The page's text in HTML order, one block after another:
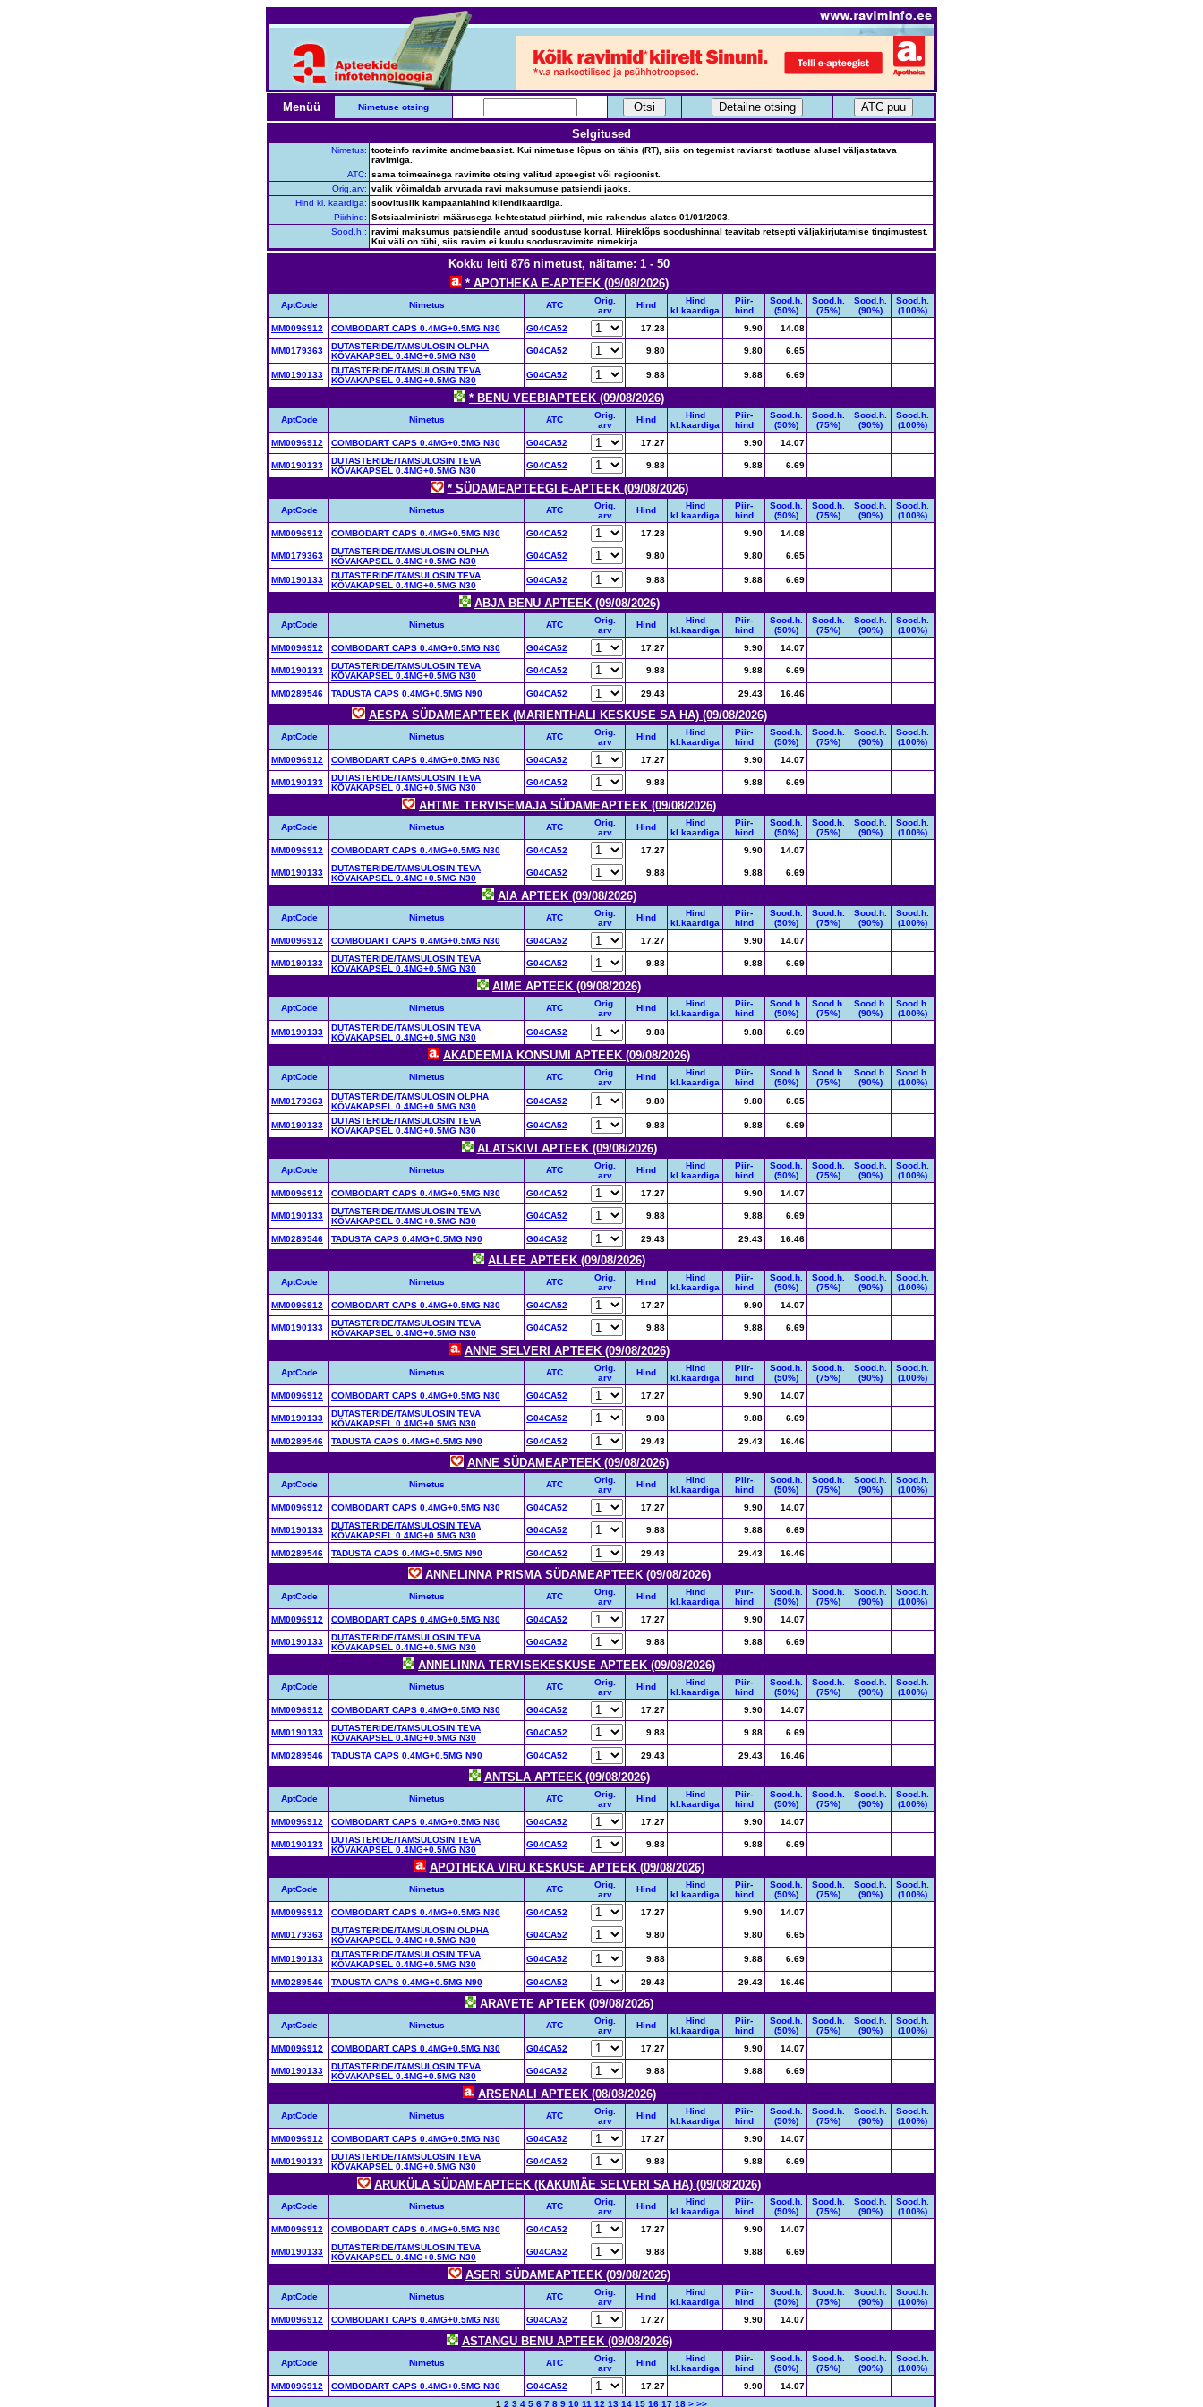
Menüü Nimetuse otsing
Selgitused
Nimetus: tooteinfo ravimite andmebaasist. Kui nimetuse lõpus on tähis (RT), siis on tegemist raviarsti taotluse alusel väljastatava
ravimiga.
ATC: sama toimeainega ravimite otsing valitud apteegist või regioonist.
Orig.arv: valik võimaldab arvutada ravi maksumuse patsiendi jaoks.
Hind kl. kaardiga: soovituslik kampaaniahind kliendikaardiga.
Piirhind: Sotsiaalministri määrusega kehtestatud piirhind, mis rakendus alates 01/01/2003.
Sood.h.: ravimi maksumus patsiendile antud soodustuse korral. Hiireklõps soodushinnal teavitab retsepti väljakirjutamise tingimustest.
Kui väli on tühi, siis ravim ei kuulu soodusravimite nimekirja.
Kokku leiti 876 nimetust, näitame: 1 - 50
* APOTHEKA E-APTEEK (09/08/2026)
AptCode Nimetus ATC
Orig.
arv
Hind
Hind
kl.kaardiga
Piir-
hind
Sood.h.
(50%)
Sood.h.
(75%)
Sood.h.
(90%)
Sood.h.
(100%)
MM0096912
COMBODART CAPS 0.4MG+0.5MG N30 G04CA52 17.28 9.90 14.08
MM0179363
DUTASTERIDE/TAMSULOSIN OLPHA
KÕVAKAPSEL 0.4MG+0.5MG N30
G04CA52 9.80 9.80 6.65
MM0190133
DUTASTERIDE/TAMSULOSIN TEVA
KÕVAKAPSEL 0.4MG+0.5MG N30
G04CA52 9.88 9.88 6.69
* BENU VEEBIAPTEEK (09/08/2026)
AptCode Nimetus ATC
Orig.
arv
Hind
Hind
kl.kaardiga
Piir-
hind
Sood.h.
(50%)
Sood.h.
(75%)
Sood.h.
(90%)
Sood.h.
(100%)
MM0096912
COMBODART CAPS 0.4MG+0.5MG N30 G04CA52 17.27 9.90 14.07
MM0190133
DUTASTERIDE/TAMSULOSIN TEVA
KÕVAKAPSEL 0.4MG+0.5MG N30
G04CA52 9.88 9.88 6.69
* SÜDAMEAPTEEGI E-APTEEK (09/08/2026)
AptCode Nimetus ATC
Orig.
arv
Hind
Hind
kl.kaardiga
Piir-
hind
Sood.h.
(50%)
Sood.h.
(75%)
Sood.h.
(90%)
Sood.h.
(100%)
MM0096912
COMBODART CAPS 0.4MG+0.5MG N30 G04CA52 17.28 9.90 14.08
MM0179363
DUTASTERIDE/TAMSULOSIN OLPHA
KÕVAKAPSEL 0.4MG+0.5MG N30
G04CA52 9.80 9.80 6.65
MM0190133
DUTASTERIDE/TAMSULOSIN TEVA
KÕVAKAPSEL 0.4MG+0.5MG N30
G04CA52 9.88 9.88 6.69
ABJA BENU APTEEK (09/08/2026)
AptCode Nimetus ATC
Orig.
arv
Hind
Hind
kl.kaardiga
Piir-
hind
Sood.h.
(50%)
Sood.h.
(75%)
Sood.h.
(90%)
Sood.h.
(100%)
MM0096912
COMBODART CAPS 0.4MG+0.5MG N30 G04CA52 17.27 9.90 14.07
MM0190133
DUTASTERIDE/TAMSULOSIN TEVA
KÕVAKAPSEL 0.4MG+0.5MG N30
G04CA52 9.88 9.88 6.69
MM0289546 TADUSTA CAPS 0.4MG+0.5MG N90 G04CA52 29.43 29.43 16.46
AESPA SÜDAMEAPTEEK (MARIENTHALI KESKUSE SA HA) (09/08/2026)
AptCode Nimetus ATC
Orig.
arv
Hind
Hind
kl.kaardiga
Piir-
hind
Sood.h.
(50%)
Sood.h.
(75%)
Sood.h.
(90%)
Sood.h.
(100%)
MM0096912
COMBODART CAPS 0.4MG+0.5MG N30 G04CA52 17.27 9.90 14.07
MM0190133
DUTASTERIDE/TAMSULOSIN TEVA
KÕVAKAPSEL 0.4MG+0.5MG N30
G04CA52 9.88 9.88 6.69
AHTME TERVISEMAJA SÜDAMEAPTEEK (09/08/2026)
AptCode Nimetus ATC
Orig.
arv
Hind
Hind
kl.kaardiga
Piir-
hind
Sood.h.
(50%)
Sood.h.
(75%)
Sood.h.
(90%)
Sood.h.
(100%)
MM0096912
COMBODART CAPS 0.4MG+0.5MG N30 G04CA52 17.27 9.90 14.07
MM0190133
DUTASTERIDE/TAMSULOSIN TEVA
KÕVAKAPSEL 0.4MG+0.5MG N30
G04CA52 9.88 9.88 6.69
AIA APTEEK (09/08/2026)
AptCode Nimetus ATC
Orig.
arv
Hind
Hind
kl.kaardiga
Piir-
hind
Sood.h.
(50%)
Sood.h.
(75%)
Sood.h.
(90%)
Sood.h.
(100%)
MM0096912
COMBODART CAPS 0.4MG+0.5MG N30 G04CA52 17.27 9.90 14.07
MM0190133
DUTASTERIDE/TAMSULOSIN TEVA
KÕVAKAPSEL 0.4MG+0.5MG N30
G04CA52 9.88 9.88 6.69
AIME APTEEK (09/08/2026)
AptCode Nimetus ATC
Orig.
arv
Hind
Hind
kl.kaardiga
Piir-
hind
Sood.h.
(50%)
Sood.h.
(75%)
Sood.h.
(90%)
Sood.h.
(100%)
MM0190133
DUTASTERIDE/TAMSULOSIN TEVA
KÕVAKAPSEL 0.4MG+0.5MG N30
G04CA52 9.88 9.88 6.69
AKADEEMIA KONSUMI APTEEK (09/08/2026)
AptCode Nimetus ATC
Orig.
arv
Hind
Hind
kl.kaardiga
Piir-
hind
Sood.h.
(50%)
Sood.h.
(75%)
Sood.h.
(90%)
Sood.h.
(100%)
MM0179363
DUTASTERIDE/TAMSULOSIN OLPHA
KÕVAKAPSEL 0.4MG+0.5MG N30
G04CA52 9.80 9.80 6.65
MM0190133
DUTASTERIDE/TAMSULOSIN TEVA
KÕVAKAPSEL 0.4MG+0.5MG N30
G04CA52 9.88 9.88 6.69
ALATSKIVI APTEEK (09/08/2026)
AptCode Nimetus ATC
Orig.
arv
Hind
Hind
kl.kaardiga
Piir-
hind
Sood.h.
(50%)
Sood.h.
(75%)
Sood.h.
(90%)
Sood.h.
(100%)
MM0096912
COMBODART CAPS 0.4MG+0.5MG N30 G04CA52 17.27 9.90 14.07
MM0190133
DUTASTERIDE/TAMSULOSIN TEVA
KÕVAKAPSEL 0.4MG+0.5MG N30
G04CA52 9.88 9.88 6.69
MM0289546 TADUSTA CAPS 0.4MG+0.5MG N90 G04CA52 29.43 29.43 16.46
ALLEE APTEEK (09/08/2026)
AptCode Nimetus ATC
Orig.
arv
Hind
Hind
kl.kaardiga
Piir-
hind
Sood.h.
(50%)
Sood.h.
(75%)
Sood.h.
(90%)
Sood.h.
(100%)
MM0096912
COMBODART CAPS 0.4MG+0.5MG N30 G04CA52 17.27 9.90 14.07
MM0190133
DUTASTERIDE/TAMSULOSIN TEVA
KÕVAKAPSEL 0.4MG+0.5MG N30
G04CA52 9.88 9.88 6.69
ANNE SELVERI APTEEK (09/08/2026)
AptCode Nimetus ATC
Orig.
arv
Hind
Hind
kl.kaardiga
Piir-
hind
Sood.h.
(50%)
Sood.h.
(75%)
Sood.h.
(90%)
Sood.h.
(100%)
MM0096912
COMBODART CAPS 0.4MG+0.5MG N30 G04CA52 17.27 9.90 14.07
MM0190133
DUTASTERIDE/TAMSULOSIN TEVA
KÕVAKAPSEL 0.4MG+0.5MG N30
G04CA52 9.88 9.88 6.69
MM0289546 TADUSTA CAPS 0.4MG+0.5MG N90 G04CA52 29.43 29.43 16.46
ANNE SÜDAMEAPTEEK (09/08/2026)
AptCode Nimetus ATC
Orig.
arv
Hind
Hind
kl.kaardiga
Piir-
hind
Sood.h.
(50%)
Sood.h.
(75%)
Sood.h.
(90%)
Sood.h.
(100%)
MM0096912
COMBODART CAPS 0.4MG+0.5MG N30 G04CA52 17.27 9.90 14.07
MM0190133
DUTASTERIDE/TAMSULOSIN TEVA
KÕVAKAPSEL 0.4MG+0.5MG N30
G04CA52 9.88 9.88 6.69
MM0289546 TADUSTA CAPS 0.4MG+0.5MG N90 G04CA52 29.43 29.43 16.46
ANNELINNA PRISMA SÜDAMEAPTEEK (09/08/2026)
AptCode Nimetus ATC
Orig.
arv
Hind
Hind
kl.kaardiga
Piir-
hind
Sood.h.
(50%)
Sood.h.
(75%)
Sood.h.
(90%)
Sood.h.
(100%)
MM0096912
COMBODART CAPS 0.4MG+0.5MG N30 G04CA52 17.27 9.90 14.07
MM0190133
DUTASTERIDE/TAMSULOSIN TEVA
KÕVAKAPSEL 0.4MG+0.5MG N30
G04CA52 9.88 9.88 6.69
ANNELINNA TERVISEKESKUSE APTEEK (09/08/2026)
AptCode Nimetus ATC
Orig.
arv
Hind
Hind
kl.kaardiga
Piir-
hind
Sood.h.
(50%)
Sood.h.
(75%)
Sood.h.
(90%)
Sood.h.
(100%)
MM0096912
COMBODART CAPS 0.4MG+0.5MG N30 G04CA52 17.27 9.90 14.07
MM0190133
DUTASTERIDE/TAMSULOSIN TEVA
KÕVAKAPSEL 0.4MG+0.5MG N30
G04CA52 9.88 9.88 6.69
MM0289546 TADUSTA CAPS 0.4MG+0.5MG N90 G04CA52 29.43 29.43 16.46
ANTSLA APTEEK (09/08/2026)
AptCode Nimetus ATC
Orig.
arv
Hind
Hind
kl.kaardiga
Piir-
hind
Sood.h.
(50%)
Sood.h.
(75%)
Sood.h.
(90%)
Sood.h.
(100%)
MM0096912
COMBODART CAPS 0.4MG+0.5MG N30 G04CA52 17.27 9.90 14.07
MM0190133
DUTASTERIDE/TAMSULOSIN TEVA
KÕVAKAPSEL 0.4MG+0.5MG N30
G04CA52 9.88 9.88 6.69
APOTHEKA VIRU KESKUSE APTEEK (09/08/2026)
AptCode Nimetus ATC
Orig.
arv
Hind
Hind
kl.kaardiga
Piir-
hind
Sood.h.
(50%)
Sood.h.
(75%)
Sood.h.
(90%)
Sood.h.
(100%)
MM0096912
COMBODART CAPS 0.4MG+0.5MG N30 G04CA52 17.27 9.90 14.07
MM0179363
DUTASTERIDE/TAMSULOSIN OLPHA
KÕVAKAPSEL 0.4MG+0.5MG N30
G04CA52 9.80 9.80 6.65
MM0190133
DUTASTERIDE/TAMSULOSIN TEVA
KÕVAKAPSEL 0.4MG+0.5MG N30
G04CA52 9.88 9.88 6.69
MM0289546 TADUSTA CAPS 0.4MG+0.5MG N90 G04CA52 29.43 29.43 16.46
ARAVETE APTEEK (09/08/2026)
AptCode Nimetus ATC
Orig.
arv
Hind
Hind
kl.kaardiga
Piir-
hind
Sood.h.
(50%)
Sood.h.
(75%)
Sood.h.
(90%)
Sood.h.
(100%)
MM0096912
COMBODART CAPS 0.4MG+0.5MG N30 G04CA52 17.27 9.90 14.07
MM0190133
DUTASTERIDE/TAMSULOSIN TEVA
KÕVAKAPSEL 0.4MG+0.5MG N30
G04CA52 9.88 9.88 6.69
ARSENALI APTEEK (08/08/2026)
AptCode Nimetus ATC
Orig.
arv
Hind
Hind
kl.kaardiga
Piir-
hind
Sood.h.
(50%)
Sood.h.
(75%)
Sood.h.
(90%)
Sood.h.
(100%)
MM0096912
COMBODART CAPS 0.4MG+0.5MG N30 G04CA52 17.27 9.90 14.07
MM0190133
DUTASTERIDE/TAMSULOSIN TEVA
KÕVAKAPSEL 0.4MG+0.5MG N30
G04CA52 9.88 9.88 6.69
ARUKÜLA SÜDAMEAPTEEK (KAKUMÄE SELVERI SA HA) (09/08/2026)
AptCode Nimetus ATC
Orig.
arv
Hind
Hind
kl.kaardiga
Piir-
hind
Sood.h.
(50%)
Sood.h.
(75%)
Sood.h.
(90%)
Sood.h.
(100%)
MM0096912
COMBODART CAPS 0.4MG+0.5MG N30 G04CA52 17.27 9.90 14.07
MM0190133
DUTASTERIDE/TAMSULOSIN TEVA
KÕVAKAPSEL 0.4MG+0.5MG N30
G04CA52 9.88 9.88 6.69
ASERI SÜDAMEAPTEEK (09/08/2026)
AptCode Nimetus ATC
Orig.
arv
Hind
Hind
kl.kaardiga
Piir-
hind
Sood.h.
(50%)
Sood.h.
(75%)
Sood.h.
(90%)
Sood.h.
(100%)
MM0096912
COMBODART CAPS 0.4MG+0.5MG N30 G04CA52 17.27 9.90 14.07
ASTANGU BENU APTEEK (09/08/2026)
AptCode Nimetus ATC
Orig.
arv
Hind
Hind
kl.kaardiga
Piir-
hind
Sood.h.
(50%)
Sood.h.
(75%)
Sood.h.
(90%)
Sood.h.
(100%)
MM0096912
COMBODART CAPS 0.4MG+0.5MG N30 G04CA52 17.27 9.90
14.07
1 2 3 4 5 6 7 8 9 10 11 12 13 14 15 16 17 18 > >>